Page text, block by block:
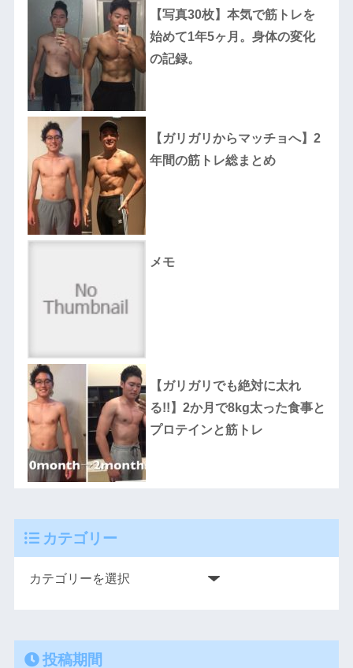
【写真30枚】本気で筋トレを
始めて1年5ヶ月。身体の変化
の記録。
【ガリガリからマッチョへ】2
年間の筋トレ総まとめ
メモ
【ガリガリでも絶対に太れ
る!!】2か月で8kg太った食事と
プロテインと筋トレ
カテゴリー
投稿期間